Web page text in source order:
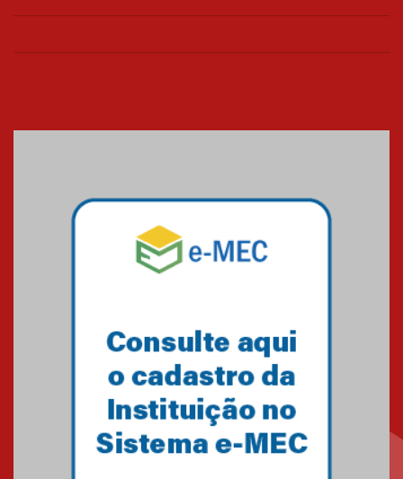
UTI's inteligentes
referência mundial em
Pós-Asco: evento do HUEM
debate novidades sobre
estudos e tratamentos contra
o câncer
MackPesquisa 2026 prorroga
inscrições até 14 de agosto
15.06.2026